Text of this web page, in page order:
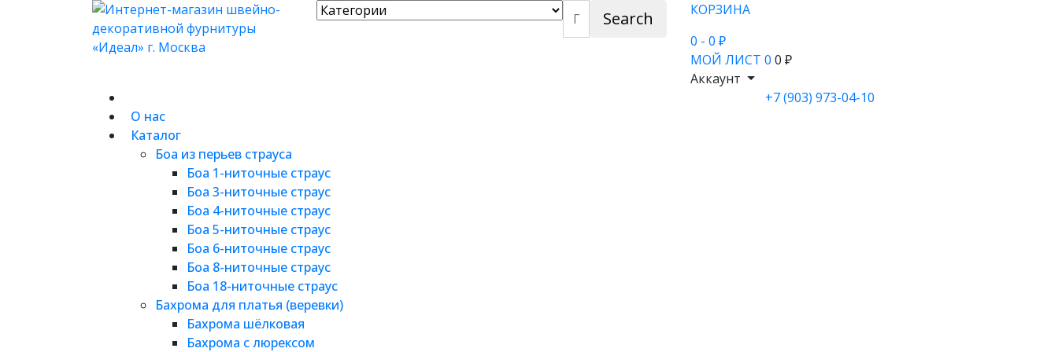
Search
КОРЗИНА
0 - 0 ₽
МОЙ ЛИСТ 0 0 ₽
Аккаунт
О нас
Каталог
Боа из перьев страуса
Боа 1-ниточные страус
Боа 3-ниточные страус
Боа 4-ниточные страус
Боа 5-ниточные страус
Боа 6-ниточные страус
Боа 8-ниточные страус
Боа 18-ниточные страус
Бахрома для платья (веревки)
Бахрома шёлковая
Бахрома с люрексом
+7 (903) 973-04-10